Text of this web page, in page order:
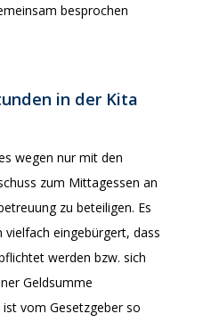
besprochen
in der Kita
wegen nur mit den
zum Mittagessen an
zu beteiligen. Es
vielfach eingebürgert, dass
werden bzw. sich
Geldsumme
ist vom Gesetzgeber so